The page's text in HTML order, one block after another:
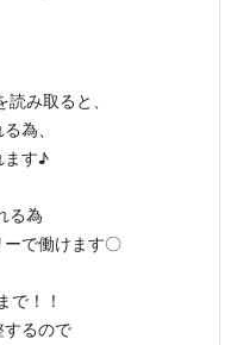
み取ると、
為、
ます♪
る為
で働けます〇
で！！
るので